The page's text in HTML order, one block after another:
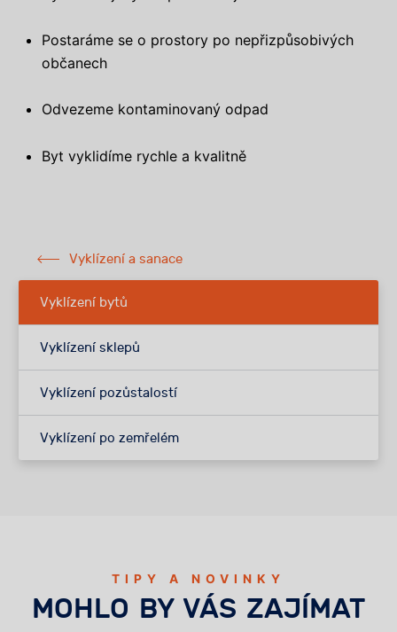
Postaráme se o prostory po nepřizpůsobivých
občanech
Odvezeme kontaminovaný odpad
Byt vyklidíme rychle a kvalitně
Vyklízení a sanace
Vyklízení bytů
Vyklízení sklepů
Vyklízení pozůstalostí
Vyklízení po zemřelém
TIPY A NOVINKY
MOHLO BY VÁS ZAJÍMAT